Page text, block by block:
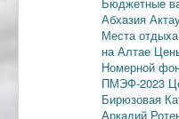
Абхазия
Места отдыха
на Алтае
Номерной
ПМЭФ-2023
Бирюзовая
Аркадий